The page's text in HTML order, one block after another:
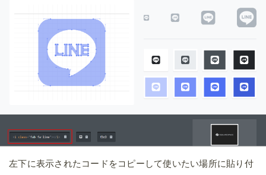
左下に表示されたコードをコピーして使いたい場所に貼り付